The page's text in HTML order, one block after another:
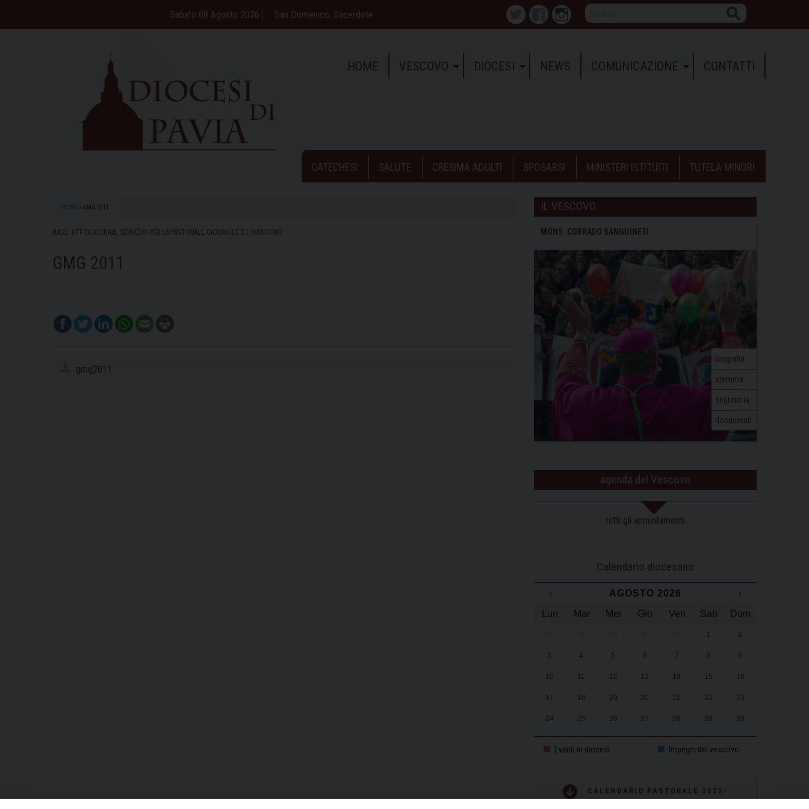
Sabato 08 Agosto 2026 San Domenico, Sacerdote Twitter FacebookInstagram
HOME VESCOVO DIOCESI NEWS COMUNICAZIONE CONTATTI
CATECHESI SALUTE CRESIMA ADULTI SPOSARSI MINISTERI ISTITUITI TUTELA MINORI
HOME » GMG 2011
DAGLI UFFICI DI CURIA SERVIZIO PER LA PASTORALE GIOVANILE E L'ORATORIO
GMG 2011
gmg2011
IL VESCOVO
MONS. CORRADO SANGUINETI
biografia
stemma
segreteria
documenti
agenda del Vescovo
tutti gli appuntamenti
Calendario diocesano
‹ AGOSTO 2026
›
Lun
Mar Mer Gio Ven Sab Dom
1 2
3 4 5 6 7 8 9
10 11 12 13 14 15 16
17 18 19 20 21 22 23
24 25 26 27 28 29 30
31 1 2 3 4 5 6
Eventi in diocesi Impegni del vescovo
CALENDARIO PASTORALE 2025-